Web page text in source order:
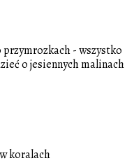
- wszystko
o jesiennych malinach
koralach